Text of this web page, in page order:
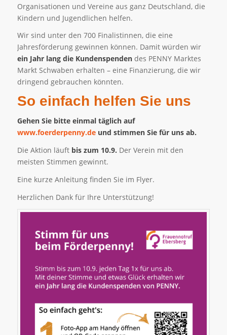
Organisationen und Vereine aus ganz Deutschland, die
Kindern und Jugendlichen helfen.
Wir sind unter den 700 Finalistinnen, die eine
Jahresförderung gewinnen können. Damit würden wir
ein Jahr lang die Kundenspendendes PENNY Marktes
Markt Schwaben erhalten – eine Finanzierung, die wir
dringend gebrauchen könnten.
So einfach helfen Sie uns
Gehen Sie bitte einmal täglich auf
www.foerderpenny.deund stimmen Sie für uns ab.
Die Aktion läuft bis zum 10.9. Der Verein mit den
meisten Stimmen gewinnt.
Eine kurze Anleitung finden Sie im Flyer.​
Herzlichen Dank für Ihre Unterstützung!​